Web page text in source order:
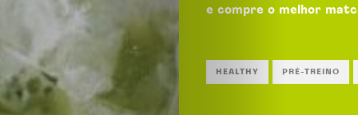
Food
Drinks
e compre o melhor
HEALTHY PRÉ-TREINO